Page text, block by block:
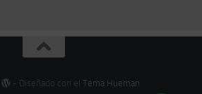
- Diseñado con elTema Hueman